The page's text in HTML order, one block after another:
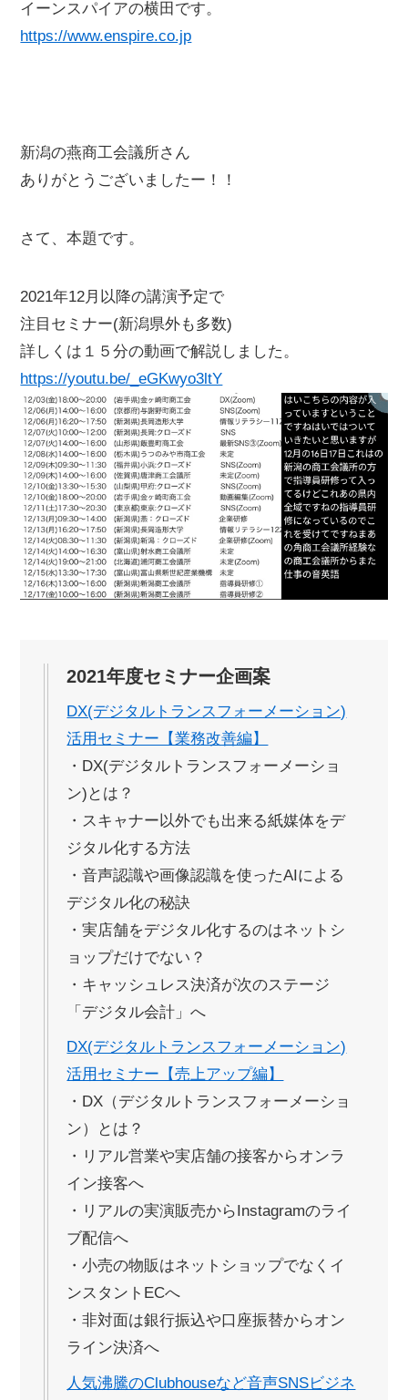
イーンスパイアの横田です。
https://www.enspire.co.jp
新潟の燕商工会議所さん
ありがとうございましたー！！
さて、本題です。
2021年12月以降の講演予定で
注目セミナー(新潟県外も多数)
詳しくは１５分の動画で解説しました。
https://youtu.be/_eGKwyo3ltY
2021年度セミナー企画案
DX(デジタルトランスフォーメーション)
活用セミナー【業務改善編】
・DX(デジタルトランスフォーメーショ
ン)とは？
・スキャナー以外でも出来る紙媒体をデ
ジタル化する方法
・音声認識や画像認識を使ったAIによる
デジタル化の秘訣
・実店舗をデジタル化するのはネットシ
ョップだけでない？
・キャッシュレス決済が次のステージ
「デジタル会計」へ
DX(デジタルトランスフォーメーション)
活用セミナー【売上アップ編】
・DX（デジタルトランスフォーメーショ
ン）とは？
・リアル営業や実店舗の接客からオンラ
イン接客へ
・リアルの実演販売からInstagramのライ
ブ配信へ
・小売の物販はネットショップでなくイ
ンスタントECへ
・非対面は銀行振込や口座振替からオン
ライン決済へ
人気沸騰のClubhouseなど音声SNSビジネ